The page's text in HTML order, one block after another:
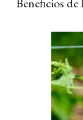
Beneficios